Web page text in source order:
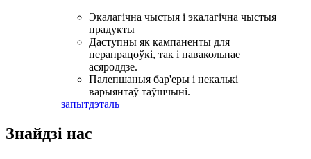
Экалагічна чыстыя і экалагічна чыстыя
прадукты
Даступны як кампаненты для
перапрацоўкі, так і навакольнае
асяроддзе.
Палепшаныя бар'еры і некалькі
варыянтаў таўшчыні.
запытдэталь
Знайдзі нас